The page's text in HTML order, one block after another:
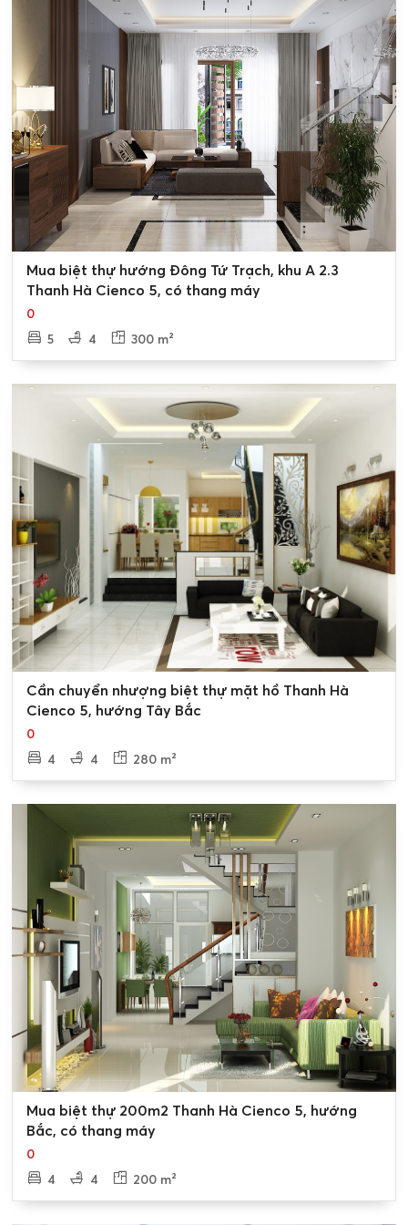
tầng, mật độ xây dựng là 76% của lô đất
➡️ Block A2.3-LK7 gồm có 46 Lô liền Kề có loại diện tích
100m2, và ô góc có diện tích 102m2, chiều cao tối đa là 4
tầng, mật độ xây dựng là 76% của lô đất
➡️ Block A2.3-LK8 gồm có 29 Lô liền Kề có loại diện tích
100m2, và ô góc có diện tích 102m2, chiều cao tối đa là 4
tầng, mật độ xây dựng là 78% của lô đất
Để biết thông tin chi tiết về giá bán cũng như tiến trình
mua
bán biệt thự khu A2.3 Cienco 5 Thanh Hà
quý khách
vui lòng liên hệ Tân Long Land chúng tôi qua những
phương thức sau:
* Hotline:
* Địa chỉ: 39B Xuân Diệu, Tây Hồ, Hà Nội
Mua biệt thự hướng Đông Tứ Trạch, khu A 2.3
Thanh Hà Cienco 5, có thang máy
0
5
4 300 m²
Cần chuyển nhượng biệt thự mặt hồ Thanh Hà
Cienco 5, hướng Tây Bắc
0
4
4 280 m²
Mua biệt thự 200m2 Thanh Hà Cienco 5, hướng
Bắc, có thang máy
0
4
4 200 m²